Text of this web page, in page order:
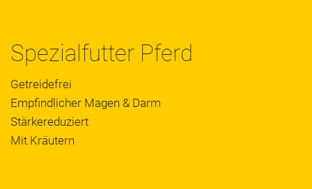
Spezialfutter Pferd
Getreidefrei
Empfindlicher Magen & Darm
Stärkereduziert
Mit Kräutern